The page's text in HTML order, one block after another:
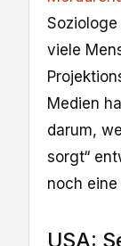
viele
Medien
darum,
sorgt“
noch
USA: